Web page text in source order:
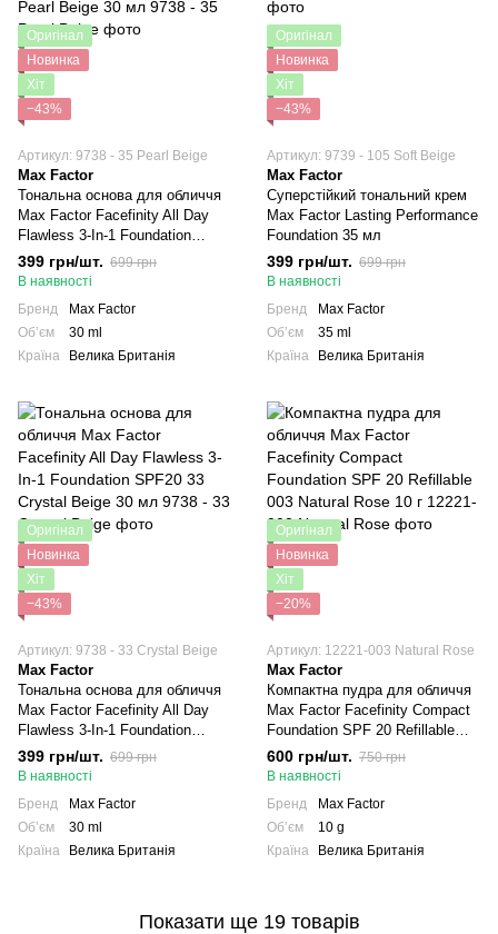
Оригінал
Новинка
Хіт
−43%
Артикул: 9738 - 35 Pearl Beige
Max Factor
Тональна основа для обличчя
Max Factor Facefinity All Day
Flawless 3-In-1 Foundation
SPF20 35 Pearl Beige 30 мл
399 грн/шт. 699 грн
В наявності
Бренд
Max Factor
Обʼєм
30 ml
Країна
Велика Британія
Оригінал
Новинка
Хіт
−43%
Артикул: 9739 - 105 Soft Beige
Max Factor
Суперстійкий тональний крем
Max Factor Lasting Performance
Foundation 35 мл
399 грн/шт. 699 грн
В наявності
Бренд
Max Factor
Обʼєм
35 ml
Країна
Велика Британія
Оригінал
Новинка
Хіт
−43%
Артикул: 9738 - 33 Crystal Beige
Max Factor
Тональна основа для обличчя
Max Factor Facefinity All Day
Flawless 3-In-1 Foundation
SPF20 33 Crystal Beige 30 мл
399 грн/шт. 699 грн
В наявності
Бренд
Max Factor
Обʼєм
30 ml
Країна
Велика Британія
Оригінал
Новинка
Хіт
−20%
Артикул: 12221-003 Natural Rose
Max Factor
Компактна пудра для обличчя
Max Factor Facefinity Compact
Foundation SPF 20 Refillable
003 Natural Rose 10 г
600 грн/шт. 750 грн
В наявності
Бренд
Max Factor
Обʼєм
10 g
Країна
Велика Британія
Показати ще 19 товарів